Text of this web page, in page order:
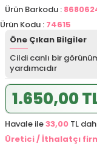
Ürün Barkodu :
Ürün Kodu : 74615
Öne Çıkan Bilgiler
Cildi canlı bir
yardımcıdır
1.650,00
Havale ile33,00 TL
Üretici / İthalatçı